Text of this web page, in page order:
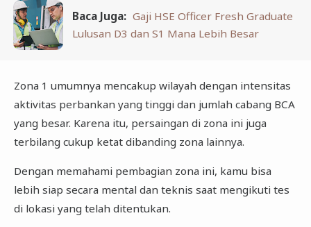
Baca Juga: Gaji HSE Officer Fresh Graduate
Lulusan D3 dan S1 Mana Lebih Besar
Zona 1 umumnya mencakup wilayah dengan intensitas
aktivitas perbankan yang tinggi dan jumlah cabang BCA
yang besar. Karena itu, persaingan di zona ini juga
terbilang cukup ketat dibanding zona lainnya.
Dengan memahami pembagian zona ini, kamu bisa
lebih siap secara mental dan teknis saat mengikuti tes
di lokasi yang telah ditentukan.